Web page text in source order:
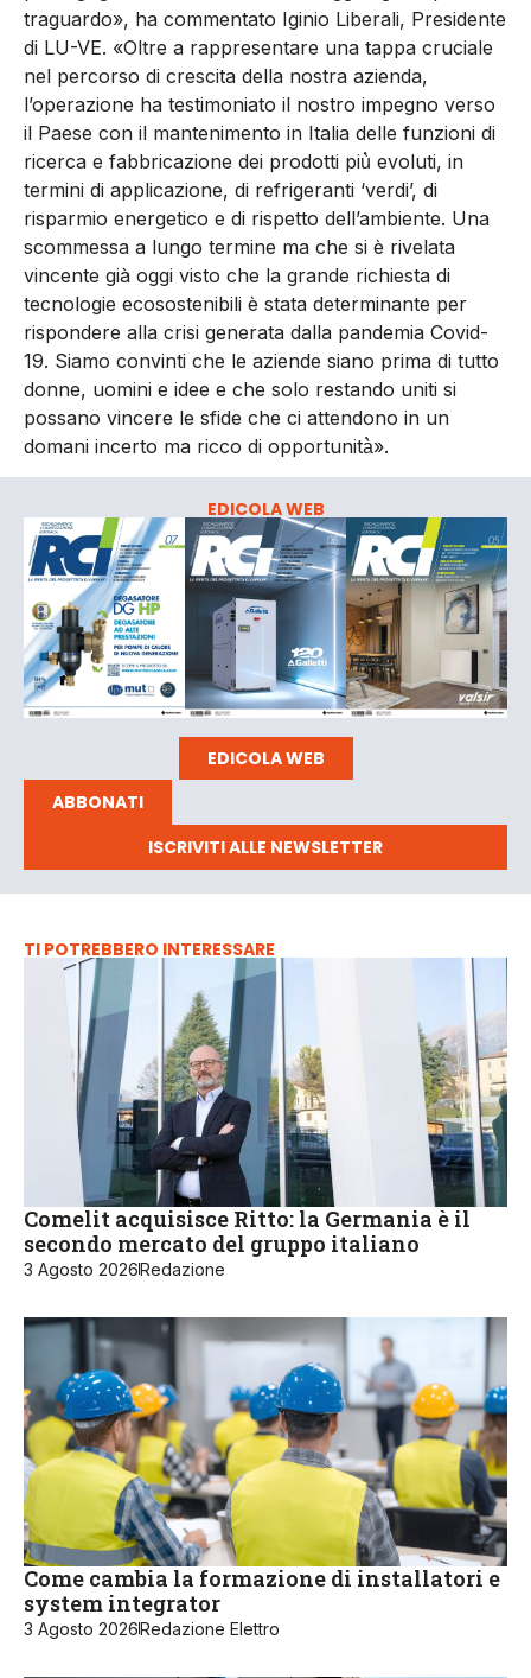
traguardo», ha commentato Iginio Liberali, Presidente
di LU-VE. «Oltre a rappresentare una tappa cruciale
nel percorso di crescita della nostra azienda,
l’operazione ha testimoniato il nostro impegno verso
il Paese con il mantenimento in Italia delle funzioni di
ricerca e fabbricazione dei prodotti più̀ evoluti, in
termini di applicazione, di refrigeranti ‘verdi’, di
risparmio energetico e di rispetto dell’ambiente. Una
scommessa a lungo termine ma che si è rivelata
vincente già oggi visto che la grande richiesta di
tecnologie ecosostenibili è stata determinante per
rispondere alla crisi generata dalla pandemia Covid-
19. Siamo convinti che le aziende siano prima di tutto
donne, uomini e idee e che solo restando uniti si
possano vincere le sfide che ci attendono in un
domani incerto ma ricco di opportunità̀».
EDICOLA WEB
EDICOLA WEB
ABBONATI
ISCRIVITI ALLE NEWSLETTER
TI POTREBBERO INTERESSARE
Comelit acquisisce Ritto: la Germania è il
secondo mercato del gruppo italiano
3 Agosto 2026Redazione
Come cambia la formazione di installatori e
system integrator
3 Agosto 2026Redazione Elettro